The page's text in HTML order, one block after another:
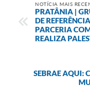
NOTÍCIA MAIS
PRATÂNIA |
DE
PARCERIA
REALIZA
SEBRAE AQUI: